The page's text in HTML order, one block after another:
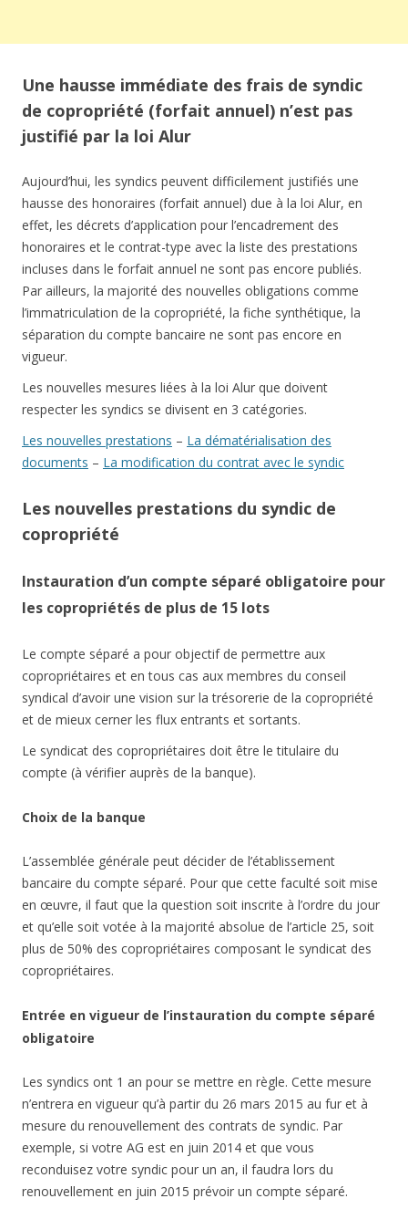
Une hausse immédiate des frais de syndic
de copropriété (forfait annuel) n’est pas
justifié par la loi Alur
Aujourd’hui, les syndics peuvent difficilement justifiés une
hausse des honoraires (forfait annuel) due à la loi Alur, en
effet, les décrets d’application pour l’encadrement des
honoraires et le contrat-type avec la liste des prestations
incluses dans le forfait annuel ne sont pas encore publiés.
Par ailleurs, la majorité des nouvelles obligations comme
l’immatriculation de la copropriété, la fiche synthétique, la
séparation du compte bancaire ne sont pas encore en
vigueur.
Les nouvelles mesures liées à la loi Alur que doivent
respecter les syndics se divisent en 3 catégories.
Les nouvelles prestations – La dématérialisation des
documents – La modification du contrat avec le syndic
Les nouvelles prestations du syndic de
copropriété
Instauration d’un compte séparé obligatoire pour
les copropriétés de plus de 15 lots
Le compte séparé a pour objectif de permettre aux
copropriétaires et en tous cas aux membres du conseil
syndical d’avoir une vision sur la trésorerie de la copropriété
et de mieux cerner les flux entrants et sortants.
Le syndicat des copropriétaires doit être le titulaire du
compte (à vérifier auprès de la banque).
Choix de la banque
L’assemblée générale peut décider de l’établissement
bancaire du compte séparé. Pour que cette faculté soit mise
en œuvre, il faut que la question soit inscrite à l’ordre du jour
et qu’elle soit votée à la majorité absolue de l’article 25, soit
plus de 50% des copropriétaires composant le syndicat des
copropriétaires.
Entrée en vigueur de l’instauration du compte séparé
obligatoire
Les syndics ont 1 an pour se mettre en règle. Cette mesure
n’entrera en vigueur qu’à partir du 26 mars 2015 au fur et à
mesure du renouvellement des contrats de syndic. Par
exemple, si votre AG est en juin 2014 et que vous
reconduisez votre syndic pour un an, il faudra lors du
renouvellement en juin 2015 prévoir un compte séparé.